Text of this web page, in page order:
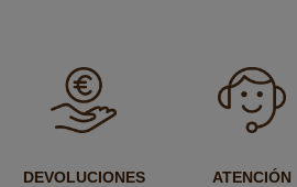
DEVOLUCIONES
ATENCIÓN